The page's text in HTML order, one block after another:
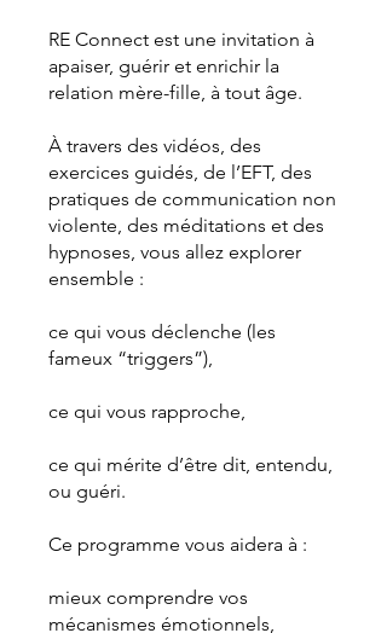
RE Connect est une invitation à
apaiser, guérir et enrichir la
relation mère-fille, à tout âge.
À travers des vidéos, des
exercices guidés, de l’EFT, des
pratiques de communication non
violente, des méditations et des
hypnoses, vous allez explorer
ensemble :
ce qui vous déclenche (les
fameux “triggers”),
ce qui vous rapproche,
ce qui mérite d’être dit, entendu,
ou guéri.
Ce programme vous aidera à :
mieux comprendre vos
mécanismes émotionnels,